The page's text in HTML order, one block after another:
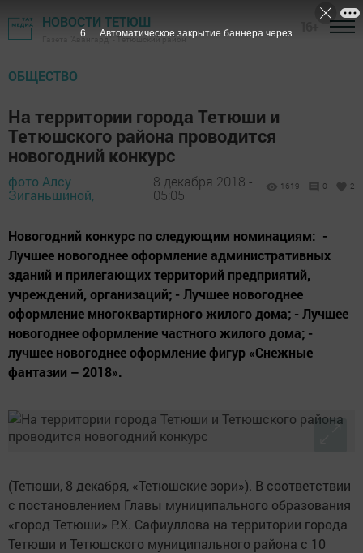
НОВОСТИ ТЕТЮШ
Газета "Авангард" - Тетюшский район
ОБЩЕСТВО
На территории города Тетюши и
Тетюшского района проводится
новогодний конкурс
фото Алсу
Зиганьшиной,
8 декабря 2018 -
05:05
1619 0 2
Новогодний конкурс по следующим номинациям: -
Лучшее новогоднее оформление административных
зданий и прилегающих территорий предприятий,
учреждений, организаций; - Лучшее новогоднее
оформление многоквартирного жилого дома; - Лучшее
новогоднее оформление частного жилого дома; -
лучшее новогоднее оформление фигур «Снежные
фантазии – 2018».
(Тетюши, 8 декабря, «Тетюшские зори»). В соответствии
с постановлением Главы муниципального образования
«город Тетюши» Р.Х. Сафиуллова на территории города
Тетюши и Тетюшского муниципального района с 10
5 Автоматическое закрытие баннера через